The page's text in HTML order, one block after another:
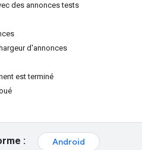
des annonces tests
d'annonces
est terminé
:
Android